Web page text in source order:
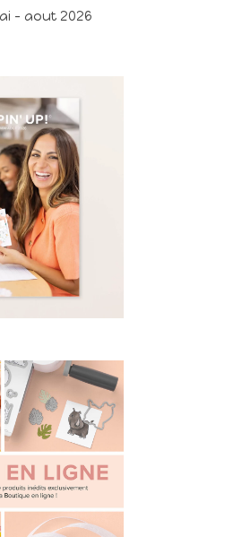
- aout 2026